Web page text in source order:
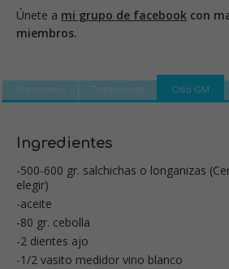
Únete a mi grupo de facebook con
miembros.
Thermomix Tradicional Olla GM
Ingredientes
-500-600 gr. salchichas o longanizas
elegir)
-aceite
-80 gr. cebolla
-2 dientes ajo
-1/2 vasito medidor vino blanco